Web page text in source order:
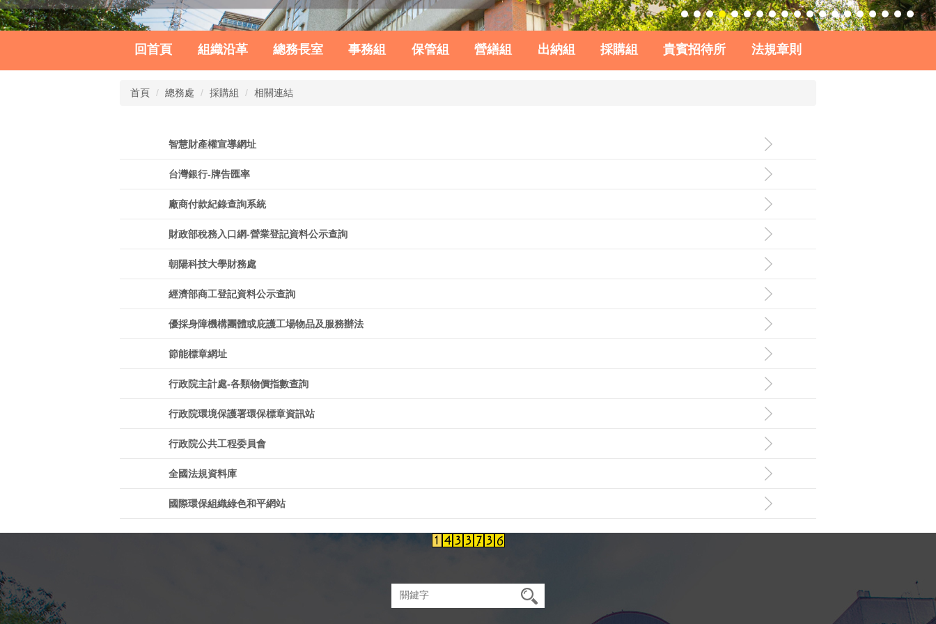
回首頁 組織沿革 總務長室 事務組 保管組 營繕組 出納組 採購組 貴賓招待所 法規章則
首頁 總務處 採購組 相關連結
智慧財產權宣導網址
台灣銀行-牌告匯率
廠商付款紀錄查詢系統
財政部稅務入口網-營業登記資料公示查詢
朝陽科技大學財務處
經濟部商工登記資料公示查詢
優採身障機構團體或庇護工場物品及服務辦法
節能標章網址
行政院主計處-各類物價指數查詢
行政院環境保護署環保標章資訊站
行政院公共工程委員會
全國法規資料庫
國際環保組織綠色和平網站